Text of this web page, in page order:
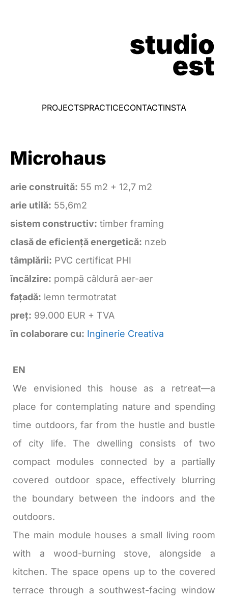
PROJECTSPRACTICECONTACTINSTA
Microhaus
arie construită: 55 m2 + 12,7 m2
arie utilă: 55,6m2
sistem constructiv: timber framing
clasă de eficiență energetică: nzeb
tâmplării: PVC certificat PHI
încălzire: pompă căldură aer-aer
fațadă: lemn termotratat
preț: 99.000 EUR + TVA
în colaborare cu: Inginerie Creativa
EN
We envisioned this house as a retreat—a
place for contemplating nature and spending
time outdoors, far from the hustle and bustle
of city life. The dwelling consists of two
compact modules connected by a partially
covered outdoor space, effectively blurring
the boundary between the indoors and the
outdoors.
The main module houses a small living room
with a wood-burning stove, alongside a
kitchen. The space opens up to the covered
terrace through a southwest-facing window